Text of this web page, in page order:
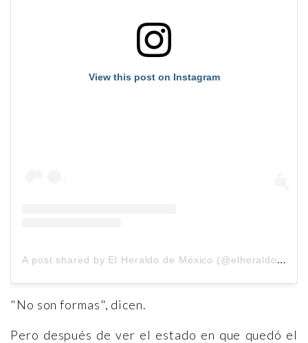
View this post on Instagram
A
post shared by El Heraldo de México (@elheraldodemexico)
"No son formas", dicen.
Pero después de ver el estado en que quedó el